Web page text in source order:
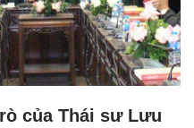
của Thái sư Lưu